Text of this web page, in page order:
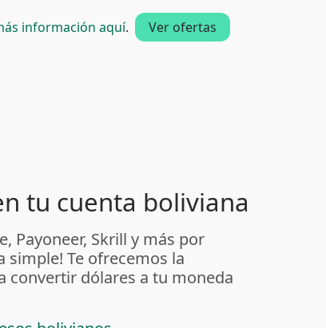
información aquí. Ver ofertas
tu cuenta boliviana
Payoneer, Skrill y más por
simple! Te ofrecemos la
convertir dólares a tu moneda